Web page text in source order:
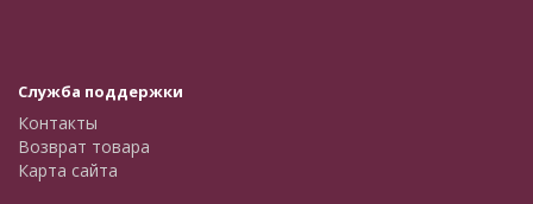
Служба поддержки
Контакты
Возврат товара
Карта сайта